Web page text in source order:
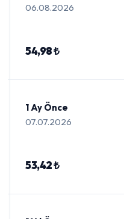
06.08.2026
54,98 ₺
1 Ay Önce
07.07.2026
53,42 ₺